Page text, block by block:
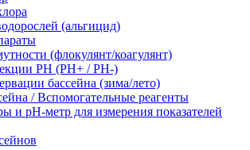
(альгицид)
(флокулянт/коагулянт)
PH (PH+ / PH-)
бассейна (зима/лето)
/ Вспомогательные реагенты
и рН-метр для измерения показателей